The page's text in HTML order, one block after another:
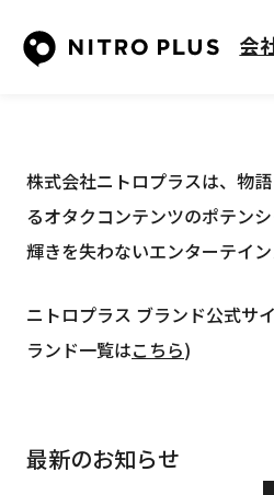
会
株式会社ニトロプラスは、物
るオタクコンテンツのポテン
輝きを失わないエンターテイ
ニトロプラス ブランド公式サ
ランド一覧はこちら)
最新のお知らせ